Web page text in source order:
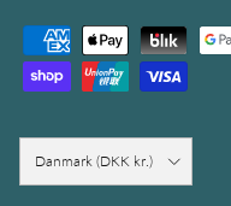
Danmark (DKK kr.)